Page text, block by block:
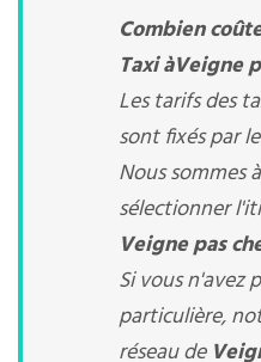
Combien
Taxi àVeigne
Les tarifs des
sont fixés par
Nous sommes
sélectionner
Veigne pas
Si vous n'avez
particulière,
réseau de